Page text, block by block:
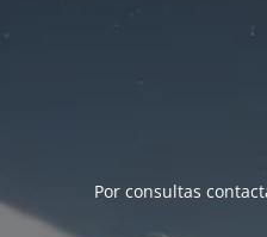
Por consultas